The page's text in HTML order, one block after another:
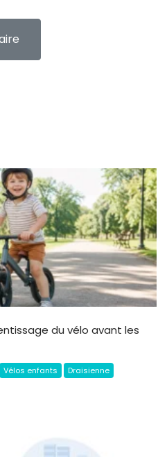
du vélo avant les
Vélos enfants Draisienne